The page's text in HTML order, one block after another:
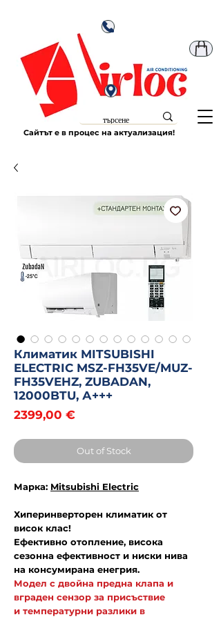
Сайтът е в процес на актуализация!
Климатик MITSUBISHI
ELECTRIC MSZ-FH35VE/MUZ-
FH35VEHZ, ZUBADAN,
12000BTU, А+++
2399,00 €Price
Out of Stock
Марка: Mitsubishi Electric
Хиперинверторен климатик от
висок клас!
Ефективно отопление, висока
сезонна ефективност и ниски нива
на консумирана енегрия.
Модел с двойна предна клапа и
вграден сензор за присъствие
и температурни разлики в